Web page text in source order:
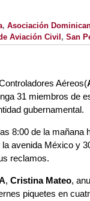
, Asociación
Aviación Civil , San
Aéreos(
31 miembros de
gubernamental.
8:00 de la mañana
avenida México y
reclamos.
, Cristina Mateo,
piquetes en